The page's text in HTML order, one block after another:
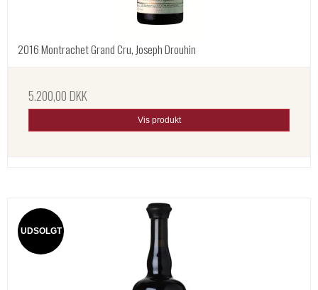
2016 Montrachet Grand Cru, Joseph Drouhin
5.200,00 DKK
Vis produkt
UDSOLGT